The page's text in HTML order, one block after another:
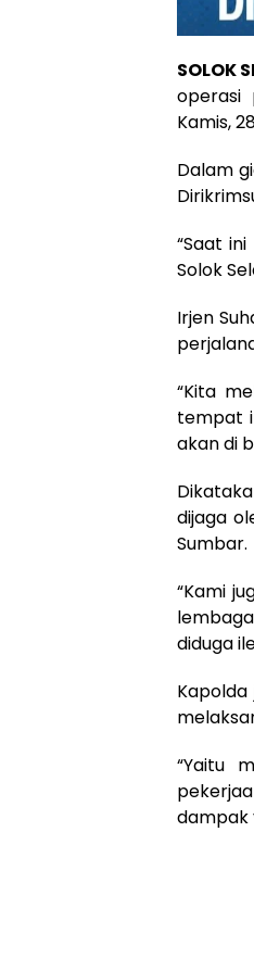
SOLOK
operasi
Kamis,
Dalam
“Saat
Solok
Irjen
“Kita
tempat
akan di
dijaga
Sumbar.
“Kami
diduga
“Yaitu
dampak